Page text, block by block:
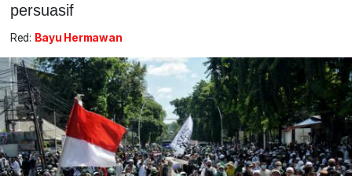
persuasif
Red: Bayu Hermawan